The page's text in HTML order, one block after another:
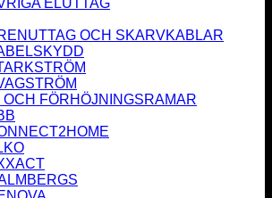
ELUTTAG
OCH SKARVKABLAR
OCH FÖRHÖJNINGSRAMAR